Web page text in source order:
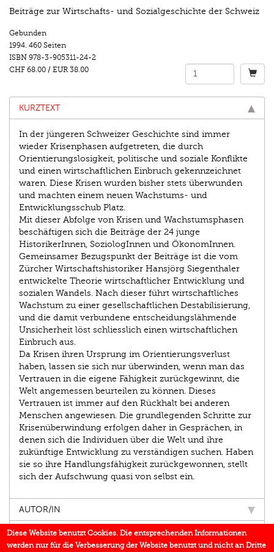
Beiträge zur Wirtschafts- und Sozialgeschichte der Schweiz
Gebunden
1994. 460 Seiten
ISBN 978-3-905311-24-2
CHF 68.00 / EUR 38.00
KURZTEXT
In der jüngeren Schweizer Geschichte sind immer
wieder Krisenphasen aufgetreten, die durch
Orientierungslosigkeit, politische und soziale Konflikte
und einen wirtschaftlichen Einbruch gekennzeichnet
waren. Diese Krisen wurden bisher stets überwunden
und machten einem neuen Wachstums- und
Entwicklungsschub Platz.
Mit dieser Abfolge von Krisen und Wachstumsphasen
beschäftigen sich die Beiträge der 24 junge
HistorikerInnen, SoziologInnen und ÖkonomInnen.
Gemeinsamer Bezugspunkt der Beiträge ist die vom
Zürcher Wirtschaftshistoriker Hansjörg Siegenthaler
entwickelte Theorie wirtschaftlicher Entwicklung und
sozialen Wandels. Nach dieser führt wirtschaftliches
Wachstum zu einer gesellschaftlichen Destabilisierung,
und die damit verbundene entscheidungslähmende
Unsicherheit löst schliesslich einen wirtschaftlichen
Einbruch aus.
Da Krisen ihren Ursprung im Orientierungsverlust
haben, lassen sie sich nur überwinden, wenn man das
Vertrauen in die eigene Fähigkeit zurückgewinnt, die
Welt angemessen beurteilen zu können. Dieses
Vertrauen ist immer auf den Rückhalt bei anderen
Menschen angewiesen. Die grundlegenden Schritte zur
Krisenüberwindung erfolgen daher in Gesprächen, in
denen sich die Individuen über die Welt und ihre
zukünftige Entwicklung zu verständigen suchen. Haben
sie so ihre Handlungsfähigkeit zurückgewonnen, stellt
sich der Aufschwung quasi von selbst ein.
AUTOR/IN
EINBLICK
Diese Website benutzt Cookies. Die entsprechenden Informationen
werden nur für die Verbesserung der Website benutzt und nicht an Dritte